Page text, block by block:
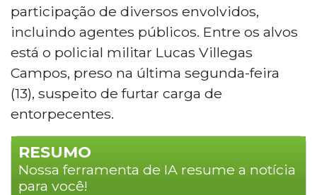
participação de diversos envolvidos,
incluindo agentes públicos. Entre os alvos
está o policial militar Lucas Villegas
Campos, preso na última segunda-feira
(13), suspeito de furtar carga de
entorpecentes.
RESUMO
Nossa ferramenta de IA resume a notícia
para você!